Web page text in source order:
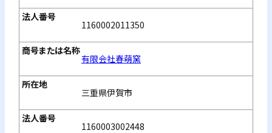
1160002011350
有限会社春萌窯
三重県伊賀市
1160003002448